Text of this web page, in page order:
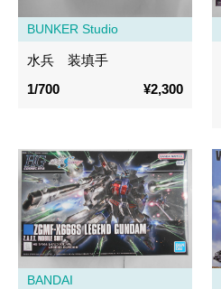
BUNKER Studio
水兵 装填手
1/700
¥2,300
BANDAI